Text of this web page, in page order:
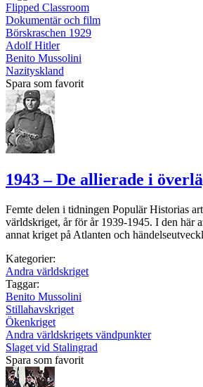
Flipped Classroom
Dokumentär och film
Börskraschen 1929
Adolf Hitler
Benito Mussolini
Nazityskland
Spara som favorit
1943 – De allierade i
Femte delen i tidningen Populär Historias
världskriget, år för år 1939-1945. I den här
annat kriget på Atlanten och
Kategorier:
Andra världskriget
Taggar:
Benito Mussolini
Stillahavskriget
Ökenkriget
Andra världskrigets vändpunkter
Slaget vid Stalingrad
Spara som favorit